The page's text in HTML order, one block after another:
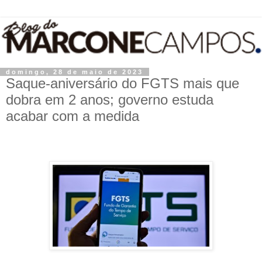
domingo, 28 de maio de 2023
Saque-aniversário do FGTS mais que
dobra em 2 anos; governo estuda
acabar com a medida